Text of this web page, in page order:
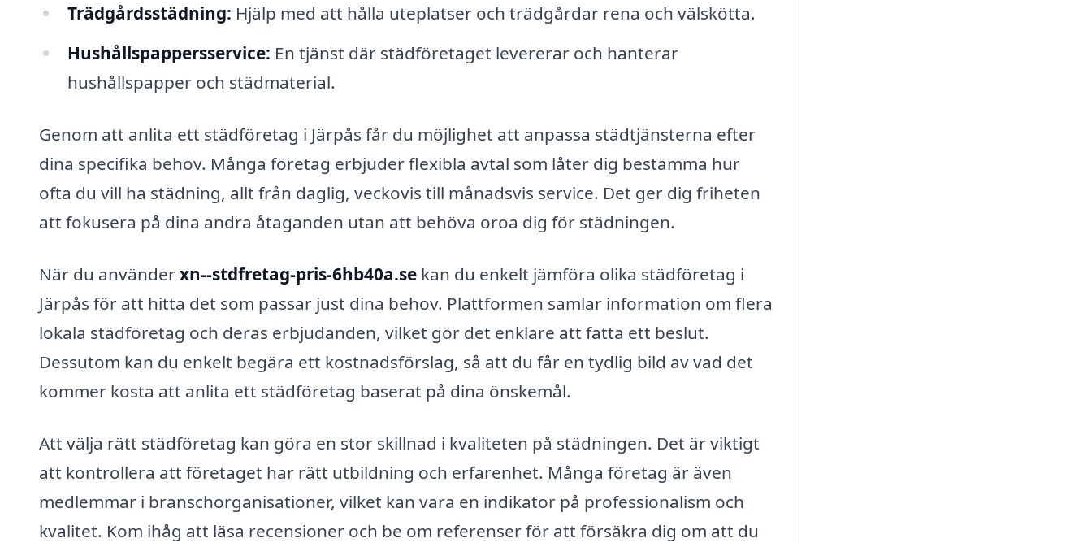
Trädgårdsstädning: Hjälp med att hålla uteplatser och trädgårdar rena och välskötta.
Hushållspappersservice: En tjänst där städföretaget levererar och hanterar
hushållspapper och städmaterial.
Genom att anlita ett städföretag i Järpås får du möjlighet att anpassa städtjänsterna efter
dina specifika behov. Många företag erbjuder flexibla avtal som låter dig bestämma hur
ofta du vill ha städning, allt från daglig, veckovis till månadsvis service. Det ger dig friheten
att fokusera på dina andra åtaganden utan att behöva oroa dig för städningen.
När du använderxn--stdfretag-pris-6hb40a.se kan du enkelt jämföra olika städföretag i
Järpås för att hitta det som passar just dina behov. Plattformen samlar information om flera
lokala städföretag och deras erbjudanden, vilket gör det enklare att fatta ett beslut.
Dessutom kan du enkelt begära ett kostnadsförslag, så att du får en tydlig bild av vad det
kommer kosta att anlita ett städföretag baserat på dina önskemål.
Att välja rätt städföretag kan göra en stor skillnad i kvaliteten på städningen. Det är viktigt
att kontrollera att företaget har rätt utbildning och erfarenhet. Många företag är även
medlemmar i branschorganisationer, vilket kan vara en indikator på professionalism och
kvalitet. Kom ihåg att läsa recensioner och be om referenser för att försäkra dig om att du